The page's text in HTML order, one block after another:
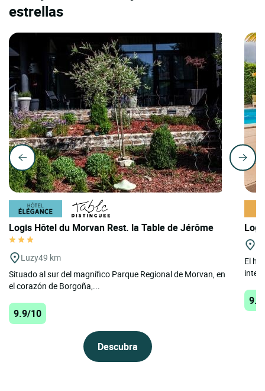
estrellas
Logis Hôtel du Morvan Rest. la Table de Jérôme
Luzy49 km
Situado al sur del magnífico Parque Regional de Morvan, en
el corazón de Borgoña,...
9.9/10
Descubra
El